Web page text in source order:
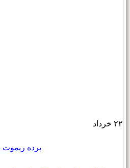
۲۲ خرداد
پرده ریموت